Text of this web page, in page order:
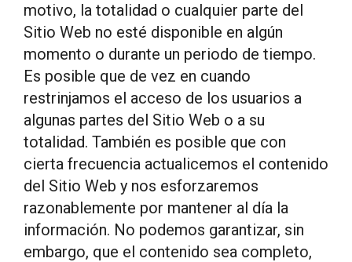
motivo, la totalidad o cualquier parte del
Sitio Web no esté disponible en algún
momento o durante un periodo de tiempo.
Es posible que de vez en cuando
restrinjamos el acceso de los usuarios a
algunas partes del Sitio Web o a su
totalidad. También es posible que con
cierta frecuencia actualicemos el contenido
del Sitio Web y nos esforzaremos
razonablemente por mantener al día la
información. No podemos garantizar, sin
embargo, que el contenido sea completo,